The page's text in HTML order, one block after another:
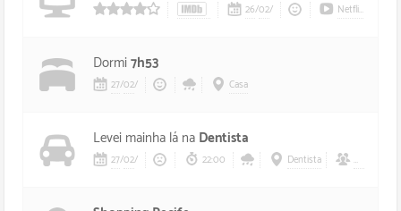
4/5 estrelas 26/02/ Netflix
Dormi7h53
27/02/ Casa
Levei mainha lá na Dentista
27/02/ 22:00 Dentista Mainha